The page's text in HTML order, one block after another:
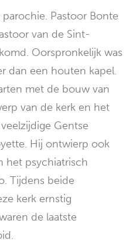
Pastoor Bonte
van de Sint-
Oorspronkelijk was
dan een houten kapel.
met de bouw van
van de kerk en het
Gentse
Hij ontwierp ook
het psychiatrisch
Tijdens beide
kerk ernstig
de laatste